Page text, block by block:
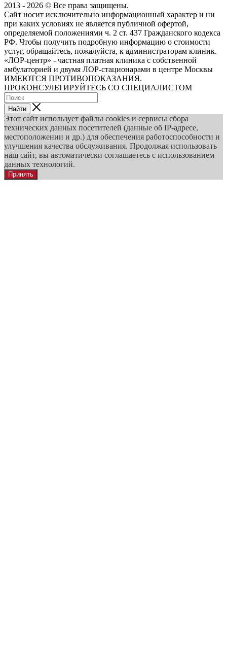
2013 - 2026 © Все права защищены.
Сайт носит исключительно информационный характер и ни
при каких условиях не является публичной офертой,
определяемой положениями ч. 2 ст. 437 Гражданского кодекса
РФ. Чтобы получить подробную информацию о стоимости
услуг, обращайтесь, пожалуйста, к администраторам клиник.
«ЛОР-центр» - частная платная клиника с собственной
амбулаторией и двумя ЛОР-стационарами в центре Москвы
ИМЕЮТСЯ ПРОТИВОПОКАЗАНИЯ.
ПРОКОНСУЛЬТИРУЙТЕСЬ СО СПЕЦИАЛИСТОМ
Найти
Этот сайт использует файлы cookies и сервисы сбора
технических данных посетителей (данные об IP-адресе,
местоположении и др.) для обеспечения работоспособности и
улучшения качества обслуживания. Продолжая использовать
наш сайт, вы автоматически соглашаетесь с использованием
данных технологий.
Принять